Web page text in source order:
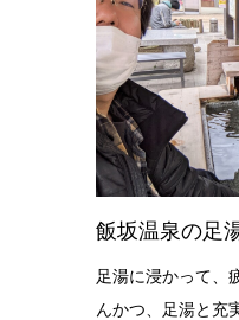
飯坂温泉の足
足湯に浸かって、
んかつ、足湯と充